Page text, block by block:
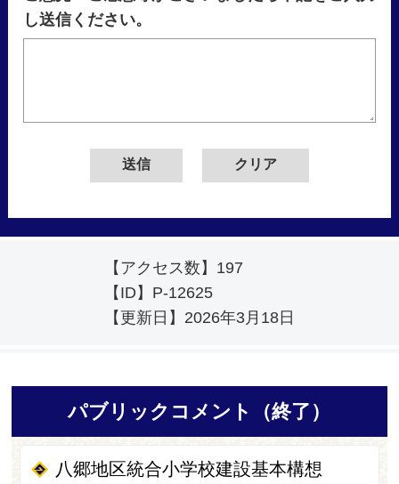
し送信ください。
【アクセス数】 197
【ID】 P-12625
【更新日】 2026年3月18日
パブリックコメント（終了）
八郷地区統合小学校建設基本構想